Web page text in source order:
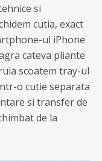
si
cutia, exact
ul iPhone
cateva pliante
scoatem tray-ul
o cutie separata
si transfer de
de la